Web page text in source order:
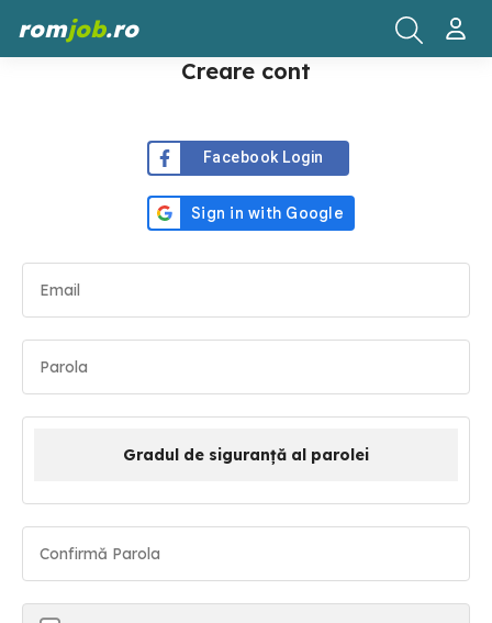
romjob.ro
Creare cont
Facebook Login
Gradul de siguranță al parolei